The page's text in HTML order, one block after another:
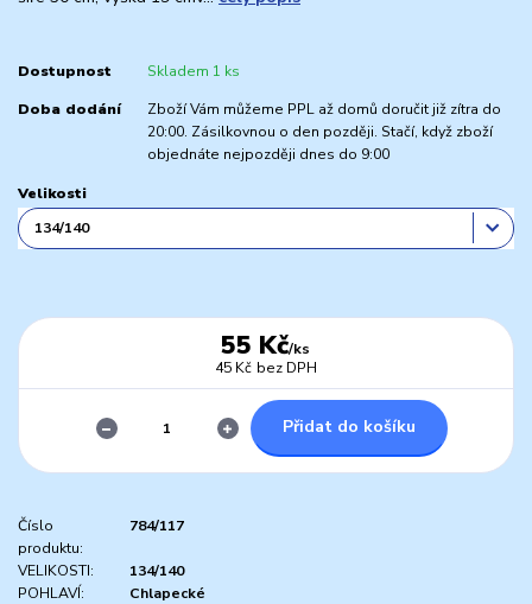
Dostupnost Skladem 1 ks
Doba dodání
Zboží Vám můžeme PPL až domů doručit již zítra do
20:00. Zásilkovnou o den později. Stačí, když zboží
objednáte nejpozději dnes do 9:00
Velikosti
55 Kč/ks
45 Kč bez DPH
Přidat do košíku
Číslo
produktu:
784/117
VELIKOSTI:
134/140
POHLAVÍ:
Chlapecké